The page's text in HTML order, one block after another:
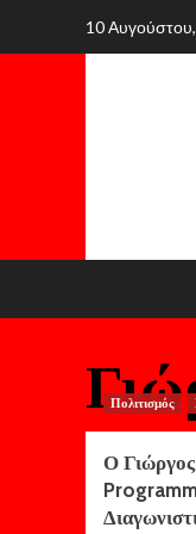
10
Πολιτισμός
Ο